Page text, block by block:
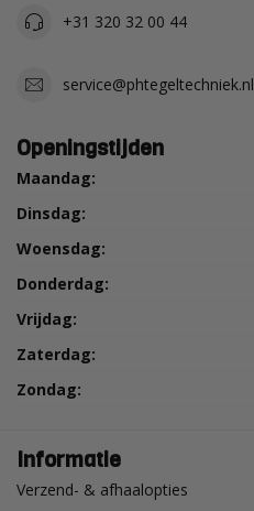
+31 320 32 00 44
service@phtegeltechniek.nl
Openingstijden
Maandag:
Dinsdag:
Woensdag:
Donderdag:
Vrijdag:
Zaterdag:
Zondag:
Informatie
Verzend- & afhaalopties